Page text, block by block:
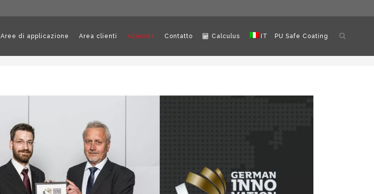
Apri
Aree di applicazione Area clienti Azienda Contatto Calculus IT PU Safe Coating